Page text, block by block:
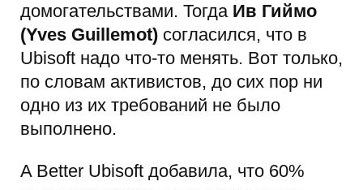
домогательствами. Тогда Ив Гиймо
(Yves Guillemot) согласился, что в
Ubisoft надо что-то менять. Вот только,
по словам активистов, до сих пор ни
одно из их требований не было
выполнено.
A Better Ubisoft добавила, что 60%